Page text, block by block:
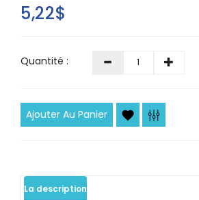
5,22$
Quantité :
Ajouter Au Panier
La description